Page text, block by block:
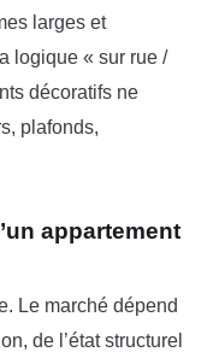
larges et
logique « sur rue /
décoratifs ne
plafonds,
appartement
Le marché dépend
de l’état structurel